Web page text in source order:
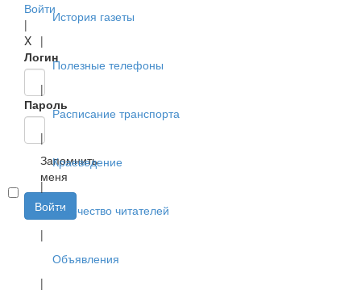
Войти
|
X
Логин
Пароль
Запомнить
меня
Войти
История газеты
|
Полезные телефоны
|
Расписание транспорта
|
Краеведение
|
Творчество читателей
|
Объявления
|